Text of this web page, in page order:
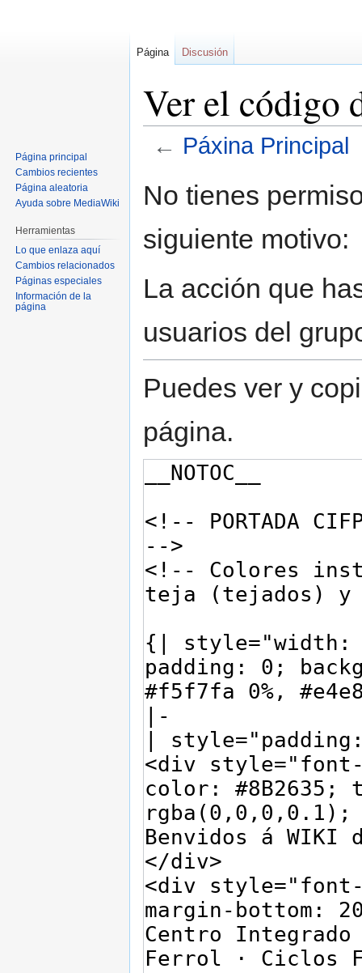
Ver el código
← Páxina Principal
navegación
búsqueda
No tienes
siguiente motivo:
La acción que
usuarios del
Puedes ver y
página.
Página Discusión
Página principal
Cambios recientes
Página aleatoria
Ayuda sobre MediaWiki
Herramientas
Lo que enlaza aquí
Cambios relacionados
Páginas especiales
Información de la
página